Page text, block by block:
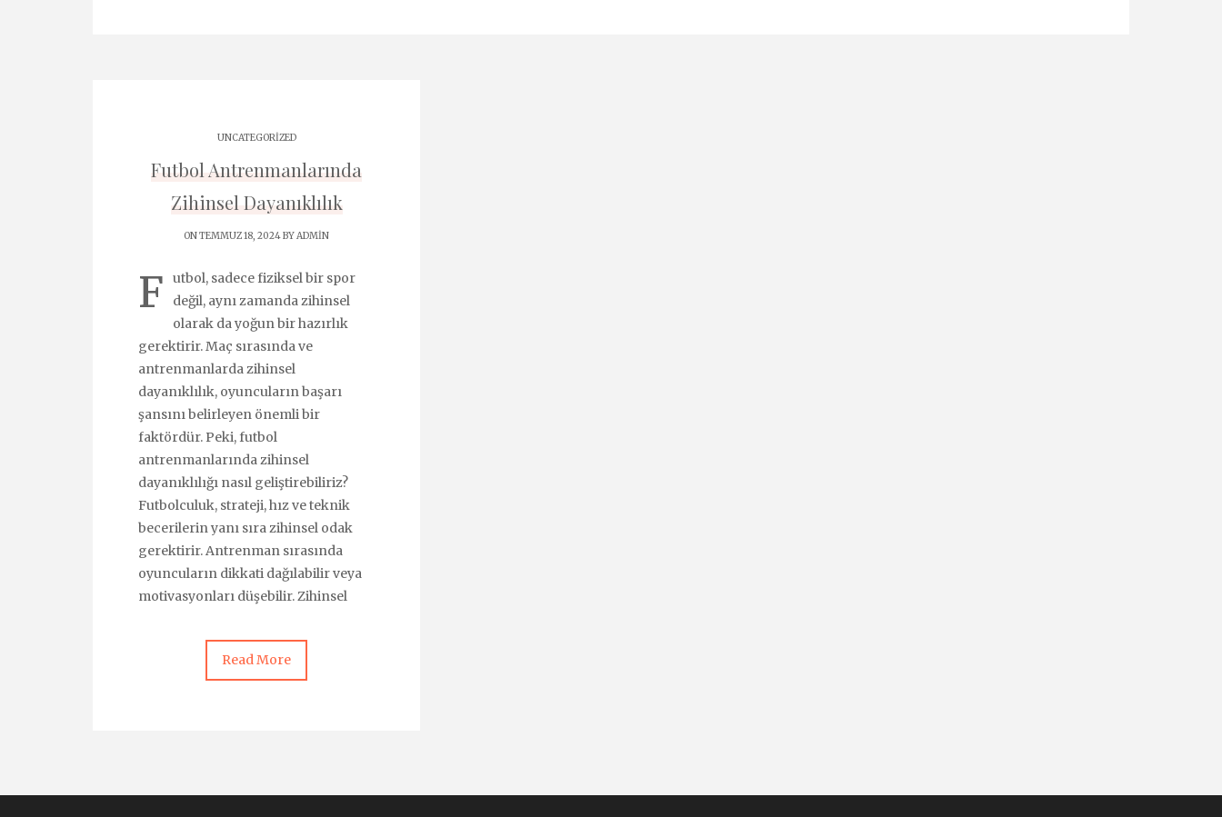
UNCATEGORIZED
Futbol Antrenmanlarında
Zihinsel Dayanıklılık
ON TEMMUZ 18, 2024 BYADMIN
F
utbol, sadece fiziksel bir spor
değil, aynı zamanda zihinsel
olarak da yoğun bir hazırlık
gerektirir. Maç sırasında ve
antrenmanlarda zihinsel
dayanıklılık, oyuncuların başarı
şansını belirleyen önemli bir
faktördür. Peki, futbol
antrenmanlarında zihinsel
dayanıklılığı nasıl geliştirebiliriz?
Futbolculuk, strateji, hız ve teknik
becerilerin yanı sıra zihinsel odak
gerektirir. Antrenman sırasında
oyuncuların dikkati dağılabilir veya
motivasyonları düşebilir. Zihinsel
Read More